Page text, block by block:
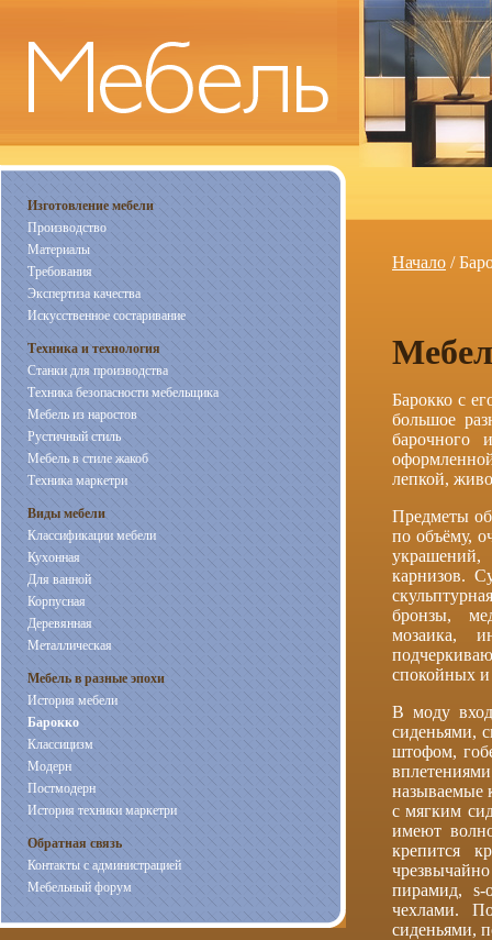
Изготовление мебели
Производство
Материалы
Требования
Экспертиза качества
Искусственное состаривание
Техника и технология
Станки для производства
Техника безопасности мебельщика
Мебель из наростов
Рустичный стиль
Мебель в стиле жакоб
Техника маркетри
Виды мебели
Классификации мебели
Кухонная
Для ванной
Корпусная
Деревянная
Металлическая
Мебель в разные эпохи
История мебели
Барокко
Классицизм
Модерн
Постмодерн
История техники маркетри
Обратная связь
Контакты с администрацией
Мебельный форум
Начало /
Барокко с
большое
барочного
лепкой,
Предметы
по объёму,
карнизов.
бронзы,
мозаика,
спокойных и
В моду
сиденьями,
штофом,
называемые
с мягким
имеют
крепится
пирамид, s-
чехлами.
сиденьями,